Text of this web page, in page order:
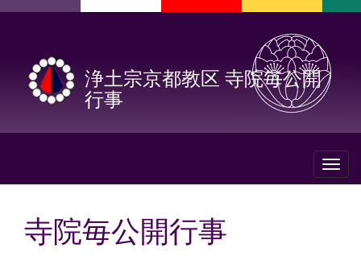
浄土宗京都教区 寺院毎公開
行事
Toggle
寺院毎公開行事